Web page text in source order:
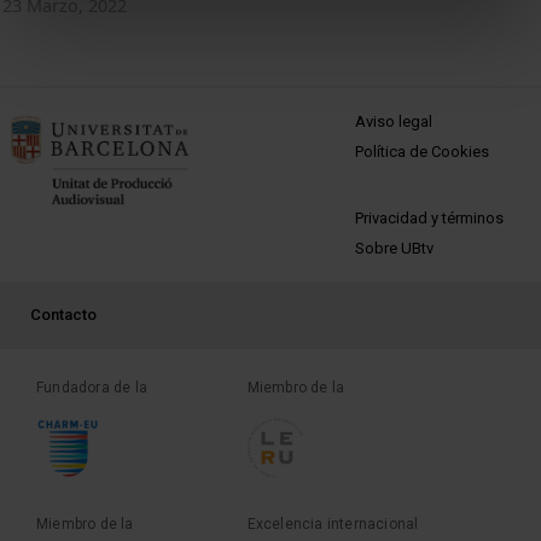
MENÚ PEU 1
Aviso legal
Política de Cookies
PEU 2
Privacidad y términos
Sobre UBtv
PEU 3
Contacto
Fundadora de la Miembro de la
Miembro de la Excelencia internacional